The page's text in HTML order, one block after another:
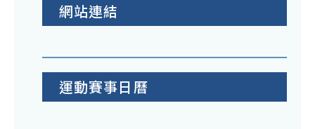
網站連結
運動賽事日曆